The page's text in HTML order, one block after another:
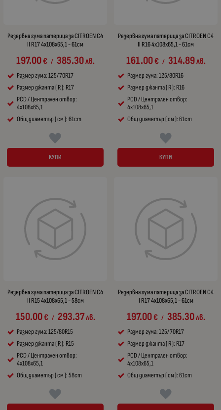
Резервна гума патерица за CITROEN C4
II R17 4x108x65,1 - 61см
197.00€ / 385.30лв.
Размер гума: 125/70R17
Размер джанта ( R ): R17
PCD / Централен отвор:
4x108x65,1
Общ диаметър ( см ): 61cm
КУПИ
Резервна гума патерица за CITROEN C4
II R16 4x108x65,1 - 61см
161.00€ / 314.89лв.
Размер гума: 125/80R16
Размер джанта ( R ): R16
PCD / Централен отвор:
4x108x65,1
Общ диаметър ( см ): 61cm
КУПИ
Резервна гума патерица за CITROEN C4
II R15 4x108x65,1 - 58см
150.00€ / 293.37лв.
Размер гума: 125/80R15
Размер джанта ( R ): R15
PCD / Централен отвор:
4x108x65,1
Общ диаметър ( см ): 58cm
Резервна гума патерица за CITROEN C4
I R17 4x108x65,1 - 61см
197.00€ / 385.30лв.
Размер гума: 125/70R17
Размер джанта ( R ): R17
PCD / Централен отвор:
4x108x65,1
Общ диаметър ( см ): 61cm